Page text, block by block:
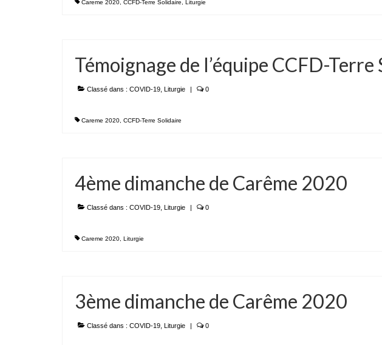
Careme 2020 CCFD-Terre Solidaire Liturgie
Témoignage de l’équipe CCFD-Terre
Classé dans : COVID-19 Liturgie | 0
Careme 2020 CCFD-Terre Solidaire
4ème dimanche de Carême 2020
Classé dans : COVID-19 Liturgie | 0
Careme 2020 Liturgie
3ème dimanche de Carême 2020
Classé dans : COVID-19 Liturgie | 0